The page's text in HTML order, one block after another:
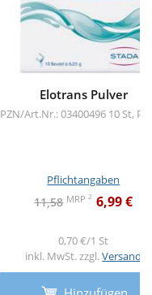
Elotrans Pulver
PZN/Art.Nr.: 03400496 10 St,
Pflichtangaben
11,58 MRP2 6,99 €
0,70 €/1 St
inkl. MwSt. zzgl.Versand